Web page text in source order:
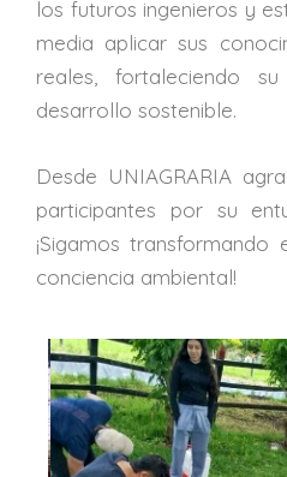
los futuros ingenieros y
media aplicar sus
reales, fortaleciendo
desarrollo sostenible.
Desde UNIAGRARIA
participantes por su
¡Sigamos
conciencia ambiental!